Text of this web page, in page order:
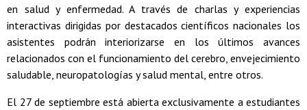
en salud y enfermedad. A través de charlas y experiencias
interactivas dirigidas por destacados científicos nacionales los
asistentes podrán interiorizarse en los últimos avances
relacionados con el funcionamiento del cerebro, envejecimiento
saludable, neuropatologías y salud mental, entre otros.
El 27 de septiembre está abierta exclusivamente a estudiantes